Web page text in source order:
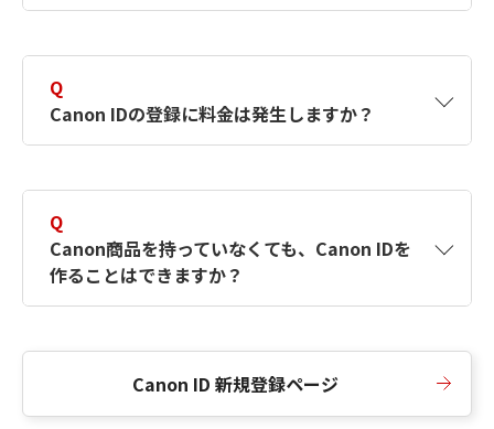
択したサービスから取得します。アカウントを
簡単に作成できるように、この情報を使用して
Canon IDの登録フォームを入力します。
Q
Canon IDの登録に料金は発生しますか？
Q
Canon商品を持っていなくても、Canon IDを
作ることはできますか？
Canon ID 新規登録ページ